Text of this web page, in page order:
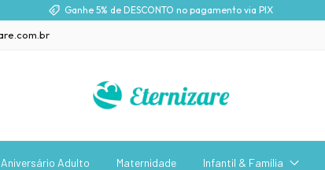
Ganhe 5% de DESCONTO no pagamento via PIX
Aniversário Adulto Maternidade Infantil & Família